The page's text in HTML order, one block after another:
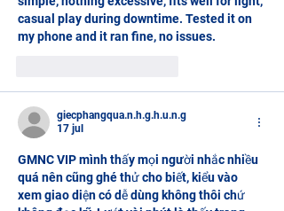
casual play during downtime. Tested it on
my phone and it ran fine, no issues.
giecphangqua.n.h.g.h.u.n.g
17 jul
GMNC VIP mình thấy mọi người nhắc nhiều
quá nên cũng ghé thử cho biết, kiểu vào
xem giao diện có dễ dùng không thôi chứ